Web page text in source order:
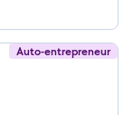
Auto-entrepreneur